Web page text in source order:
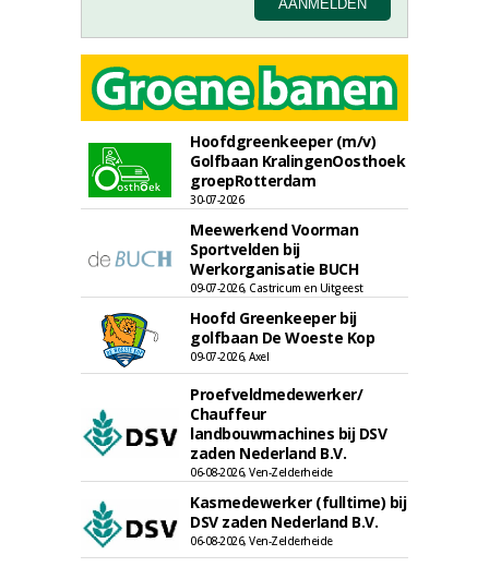
Hoofdgreenkeeper (m/v)
Golfbaan KralingenOosthoek
groepRotterdam
30-07-2026
Meewerkend Voorman
Sportvelden bij
Werkorganisatie BUCH
09-07-2026, Castricum en Uitgeest
Hoofd Greenkeeper bij
golfbaan De Woeste Kop
09-07-2026, Axel
Proefveldmedewerker/
Chauffeur
landbouwmachines bij DSV
zaden Nederland B.V.
06-08-2026, Ven-Zelderheide
Kasmedewerker (fulltime) bij
DSV zaden Nederland B.V.
06-08-2026, Ven-Zelderheide